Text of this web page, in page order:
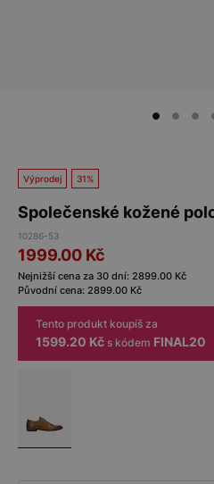
Výprodej 31%
Společenské kožené
10286-53
1999.00 Kč
Nejnižší cena za 30 dní: 2899.00 Kč
Původní cena: 2899.00 Kč
Tento produkt koupíš za
1599.20 Kč s kódem FINAL20